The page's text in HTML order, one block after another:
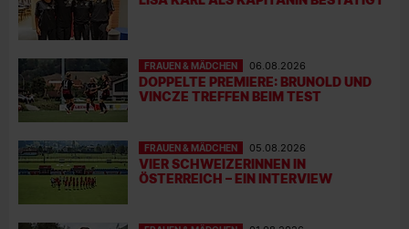
FRAUEN & MÄDCHEN 06.08.2026
DOPPELTE PREMIERE: BRUNOLD UND
VINCZE TREFFEN BEIM TEST
FRAUEN & MÄDCHEN 05.08.2026
VIER SCHWEIZERINNEN IN
ÖSTERREICH – EIN INTERVIEW